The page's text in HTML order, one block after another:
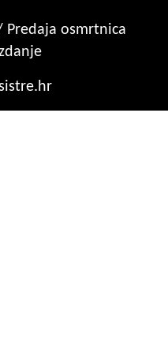
Predaja osmrtnica